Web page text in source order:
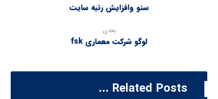
سئو وافزایش رتبه سایت
بعدی
لوگو شرکت معماری fsk
Related Posts ...